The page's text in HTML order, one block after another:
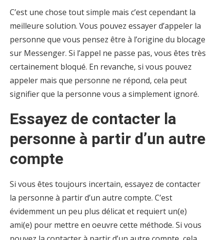
C’est une chose tout simple mais c’est cependant la
meilleure solution. Vous pouvez essayer d’appeler la
personne que vous pensez être à l’origine du blocage
sur Messenger. Si l’appel ne passe pas, vous êtes très
certainement bloqué. En revanche, si vous pouvez
appeler mais que personne ne répond, cela peut
signifier que la personne vous a simplement ignoré.
Essayez de contacter la
personne à partir d’un autre
compte
Si vous êtes toujours incertain, essayez de contacter
la personne à partir d’un autre compte. C’est
évidemment un peu plus délicat et requiert un(e)
ami(e) pour mettre en oeuvre cette méthode. Si vous